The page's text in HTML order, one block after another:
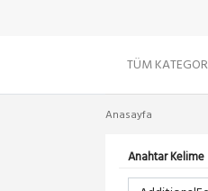
TÜM
Anasayfa
Anahtar Kelime